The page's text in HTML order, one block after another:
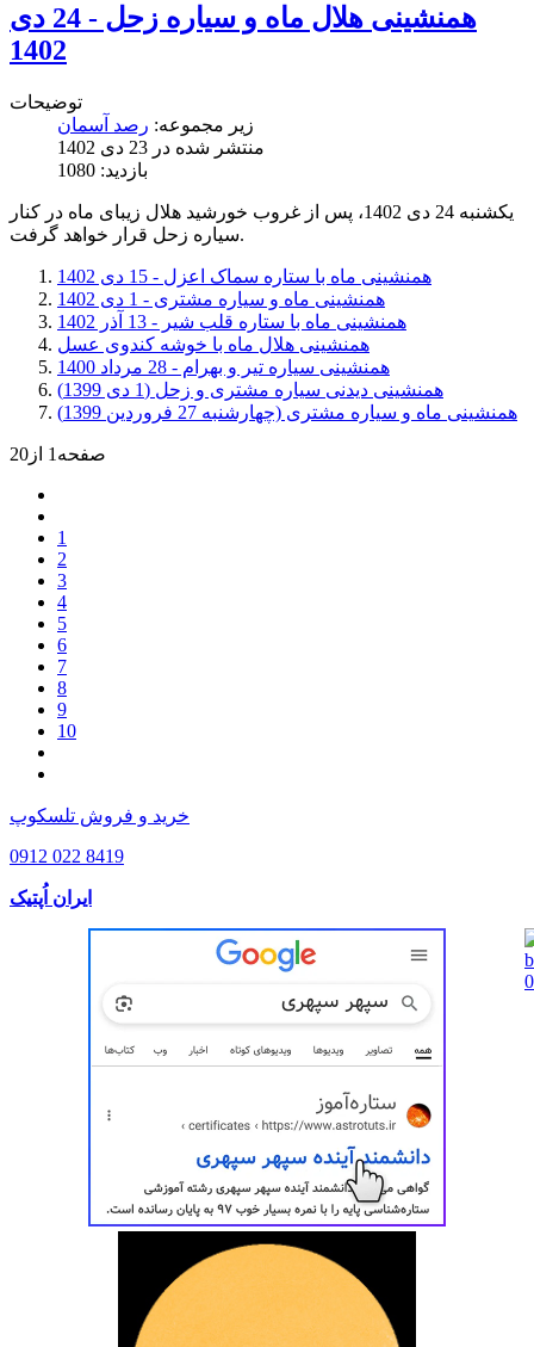
همنشینی هلال ماه و سیاره زحل - 24 دی
1402
توضیحات
زیر مجموعه: رصد آسمان
منتشر شده در 23 دی 1402
بازدید: 1080
یکشنبه 24 دی 1402، پس از غروب خورشید هلال زیبای ماه در کنار
سیاره زحل قرار خواهد گرفت.
همنشینی ماه با ستاره سماک اعزل - 15 دی 1402
همنشینی ماه و سیاره مشتری - 1 دی 1402
همنشینی ماه با ستاره قلب شیر - 13 آذر 1402
همنشینی هلال ماه با خوشه کندوی عسل
همنشینی سیاره تیر و بهرام - 28 مرداد 1400
همنشینی دیدنی سیاره مشتری و زحل (1 دی 1399)
همنشینی ماه و سیاره مشتری (چهارشنبه 27 فروردین 1399)
صفحه1 از20
1
2
3
4
5
6
7
8
9
10
خرید و فروش تلسکوپ
0912 022 8419
ایران اُپتیک